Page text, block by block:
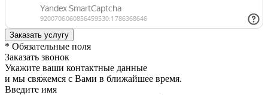
* Обязательные поля
Заказать звонок
Укажите ваши контактные данные
и мы свяжемся с Вами в ближайшее время.
Введите имя